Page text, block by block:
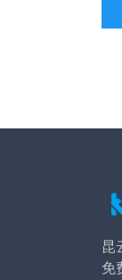
昆
免